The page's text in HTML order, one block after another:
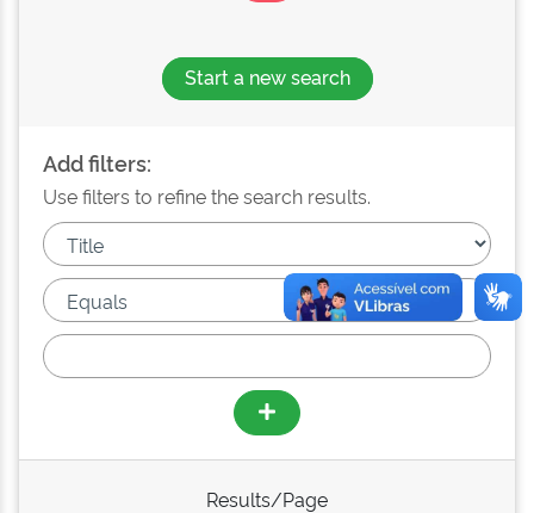
Start a new search
Add filters:
Use filters to refine the search results.
Results/Page